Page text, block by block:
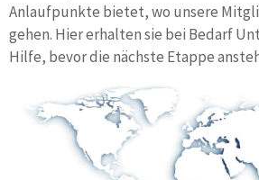
Anlaufpunkte bietet, wo unsere
gehen. Hier erhalten sie bei Bedarf
Hilfe, bevor die nächste Etappe